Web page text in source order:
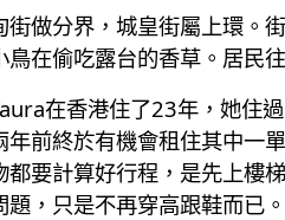
街做分界，城皇街屬上環。
鳥在偷吃露台的香草。居民
在香港住了23年，她住
年前終於有機會租住其中一
都要計算好行程，是先上樓
，只是不再穿高跟鞋而已。